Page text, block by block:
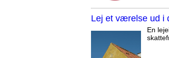
Lej et værelse ud i
En